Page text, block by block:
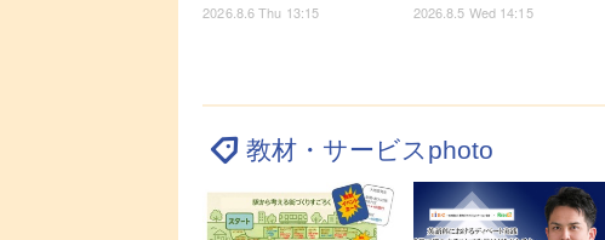
2026.8.6 Thu 13:15 2026.8.5 Wed 14:15
教材・サービスphoto